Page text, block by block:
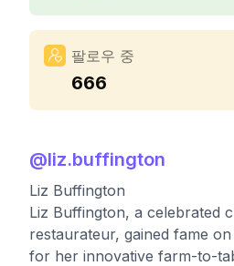
팔로우 중
666
@liz.buffington
Liz Buffington
Liz Buffington, a celebrated
restaurateur, gained fame
for her innovative farm-to-